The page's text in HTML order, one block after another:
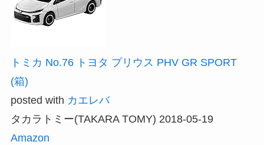
トミカ No.76 トヨタ プリウス PHV GR SPORT
(箱)
posted with カエレバ
タカラトミー(TAKARA TOMY) 2018-05-19
Amazon